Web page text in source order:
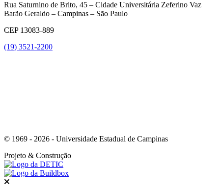
Rua Saturnino de Brito, 45 – Cidade Universitária Zeferino Vaz
Barão Geraldo – Campinas – São Paulo
CEP 13083-889
(19) 3521-2200
© 1969 - 2026 - Universidade Estadual de Campinas
Projeto & Construção